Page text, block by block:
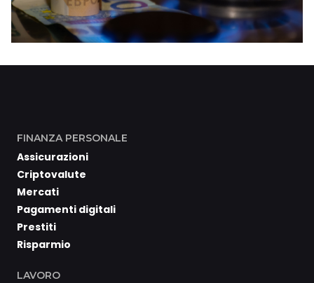
FINANZA PERSONALE
Assicurazioni
Criptovalute
Mercati
Pagamenti digitali
Prestiti
Risparmio
LAVORO